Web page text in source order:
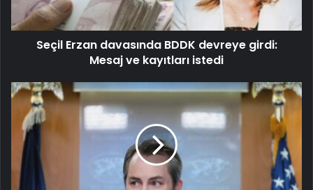
Seçil Erzan davasında BDDK devreye girdi:
Mesaj ve kayıtları istedi